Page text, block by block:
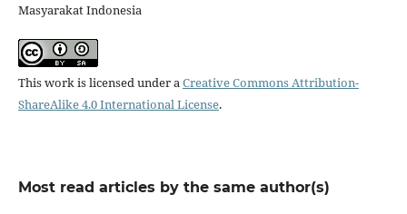
Masyarakat Indonesia
This work is licensed under aCreative Commons Attribution-
ShareAlike 4.0 International License.
Most read articles by the same author(s)